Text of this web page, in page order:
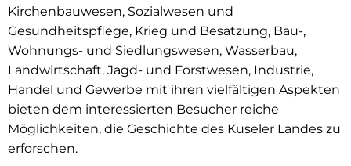
Kirchenbauwesen, Sozialwesen und
Gesundheitspflege, Krieg und Besatzung, Bau-,
Wohnungs- und Siedlungswesen, Wasserbau,
Landwirtschaft, Jagd- und Forstwesen, Industrie,
Handel und Gewerbe mit ihren vielfältigen Aspekten
bieten dem interessierten Besucher reiche
Möglichkeiten, die Geschichte des Kuseler Landes zu
erforschen.